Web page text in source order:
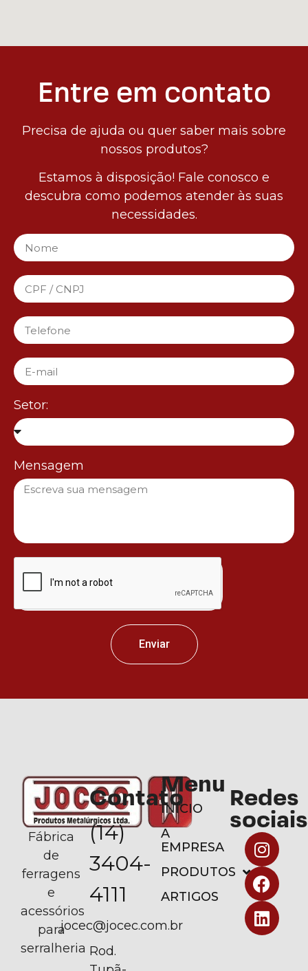
Entre em contato
Precisa de ajuda ou quer saber mais sobre
nossos produtos?
Estamos à disposição! Fale conosco e
descubra como podemos atender às suas
necessidades.
Setor:
Mensagem
Enviar
Fábrica
de
ferragens
e
acessórios
para
serralheria
Contato
(14)
3404-
4111
jocec@jocec.com.br
Rod.
Menu
INÍCIO
A
EMPRESA
PRODUTOS
ARTIGOS
Redes
sociais